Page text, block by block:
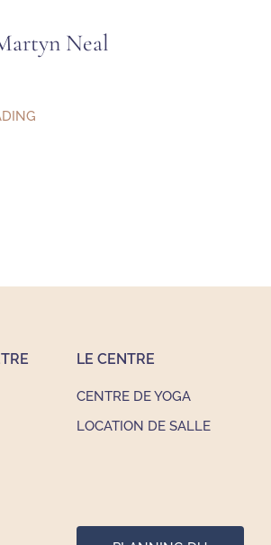
Neal
LE CENTRE
CENTRE DE YOGA
LOCATION DE SALLE